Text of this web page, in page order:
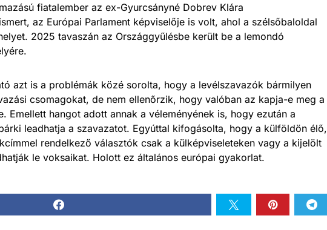
fiatalember az ex-Gyurcsányné Dobrev Klára
az Európai Parlament képviselője is volt, ahol a szélsőbaloldal
2025 tavaszán az Országgyűlésbe került be a lemondó
azt is a problémák közé sorolta, hogy a levélszavazók bármilyen
csomagokat, de nem ellenőrzik, hogy valóban az kapja-e meg a
Emellett hangot adott annak a véleményének is, hogy ezután a
leadhatja a szavazatot. Egyúttal kifogásolta, hogy a külföldön élő,
rendelkező választók csak a külképviseleteken vagy a kijelölt
le voksaikat. Holott ez általános európai gyakorlat.